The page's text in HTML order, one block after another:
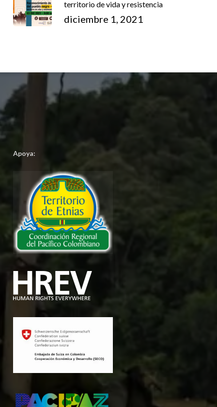
territorio de vida y resistencia
diciembre 1, 2021
Apoya: